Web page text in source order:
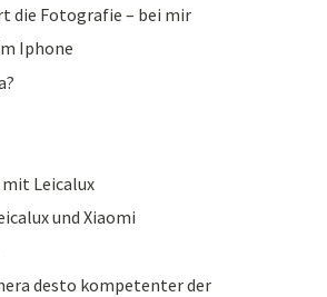
die Fotografie – bei mir
Iphone
Leicalux
und Xiaomi
desto kompetenter der